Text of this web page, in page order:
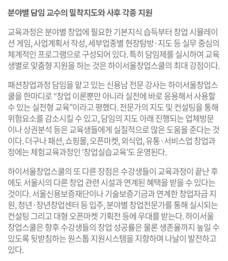
분야별 담임 교수의 밀착지도와 사후 각종 지원
교육과정은 분야별 창업에 필요한 기본지식 습득부터 창업 시뮬레이
션 게임, 사업계획서 작성, 세부업종별 현장탐방·지도 등 실무 중심의
체계적인 프로그램으로 구성되어 있다. 특히 담임제를 실시하여 교육
생별로 맞춤형 지원을 하는 것은 하이서울창업스쿨의 최대 강점이다.
패션창업과정 담임을 맡고 있는 신용남 전문 강사는 하이서울창업스
쿨을 한마디로 “창업 이론뿐만 아니라 실전에 바로 응용해서 사용할
수 있는 실전형 교육”이라고 평했다. 전문가의 지도 및 컨설팅을 통해
위험요소를 감소시킬 수 있고, 담임의 지도 아래 진행되는 업체방문
이나 상권분석 등은 교육생들에게 실질적으로 많은 도움을 준다는 것
이다. 더구나 패션, 쇼핑몰, 오픈마켓, 외식업, 유통·서비스업 창업과
정에는 체험교육과정인 ‘창업실습교육’도 운영된다.
하이서울창업스쿨의 또 다른 장점은 수강생들이 교육과정이 끝난 후
에도 서울시의 다른 창업 관련 시설과 연계된 혜택을 받을 수 있다는
것이다. 서울신용보증재단이나 기술보증기금과 연계한 창업자금 지
원, 청년·장년창업센터 등 입주, 분야별 창업전문가를 통해 실시되는
컨설팅 그리고 대형 오픈마켓 기획전 등에 우대를 받는다. 하이서울
창업스쿨은 향후 수강생들의 창업 성공률은 물론 생존율까지 높일 수
있도록 뒷받침하는 원스톱 지원시스템을 지향하며 나날이 발전하고
있다.